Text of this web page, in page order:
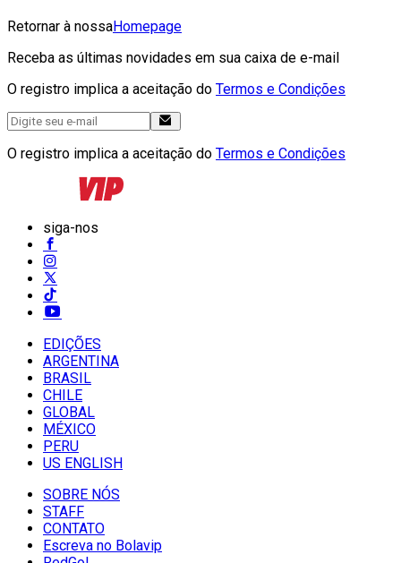
Retornar à nossaHomepage
Receba as últimas novidades em sua caixa de e-mail
O registro implica a aceitação do Termos e Condições
O registro implica a aceitação do Termos e Condições
siga-nos
EDIÇÕES
ARGENTINA
BRASIL
CHILE
GLOBAL
MÉXICO
PERU
US ENGLISH
SOBRE NÓS
STAFF
CONTATO
Escreva no Bolavip